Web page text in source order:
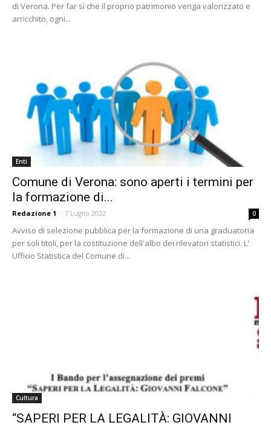
di Verona. Per far sì che il proprio patrimonio venga valorizzato e
arricchito, ogni...
Enti
Comune di Verona: sono aperti i termini per
la formazione di...
Redazione 1 - 7 Luglio 2022 0
Avviso di selezione pubblica per la formazione di una graduatoria
per soli titoli, per la costituzione dell'albo dei rilevatori statistici. L'
Ufficio Statistica del Comune di...
Cultura
“SAPERI PER LA LEGALITÀ: GIOVANNI